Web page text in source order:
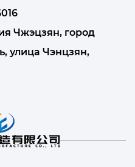
Чжэцзян, город
улица Чэнцзян,